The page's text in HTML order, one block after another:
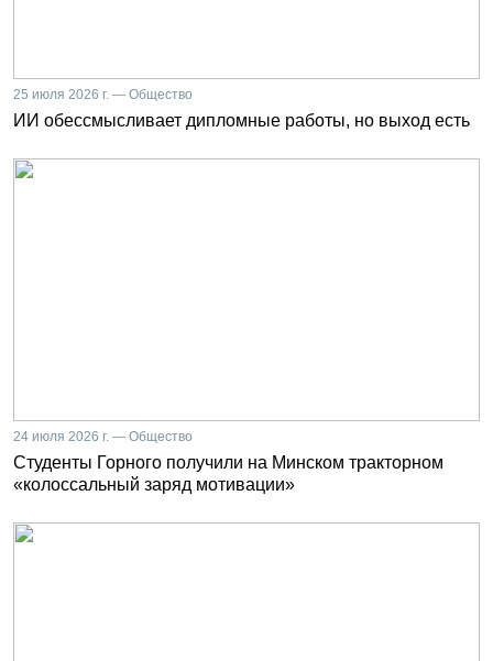
25 июля 2026 г. — Общество
ИИ обессмысливает дипломные работы, но выход есть
24 июля 2026 г. — Общество
Студенты Горного получили на Минском тракторном
«колоссальный заряд мотивации»